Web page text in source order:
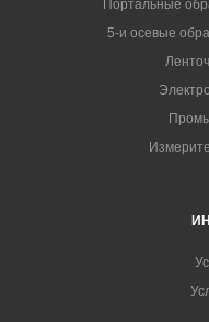
Портальные
5-и осевые